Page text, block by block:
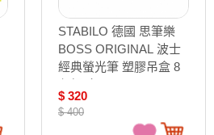
STABILO 德國 思筆樂
BOSS ORIGINAL 波士
經典螢光筆 塑膠吊盒 8
$ 320
$ 400